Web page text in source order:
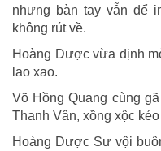
nhưng bàn tay vẫn để
không rút về.
Hoàng Dược vừa định
lao xao.
Võ Hồng Quang cùng
Thanh Vân, xồng xộc kéo
Hoàng Dược Sư vội